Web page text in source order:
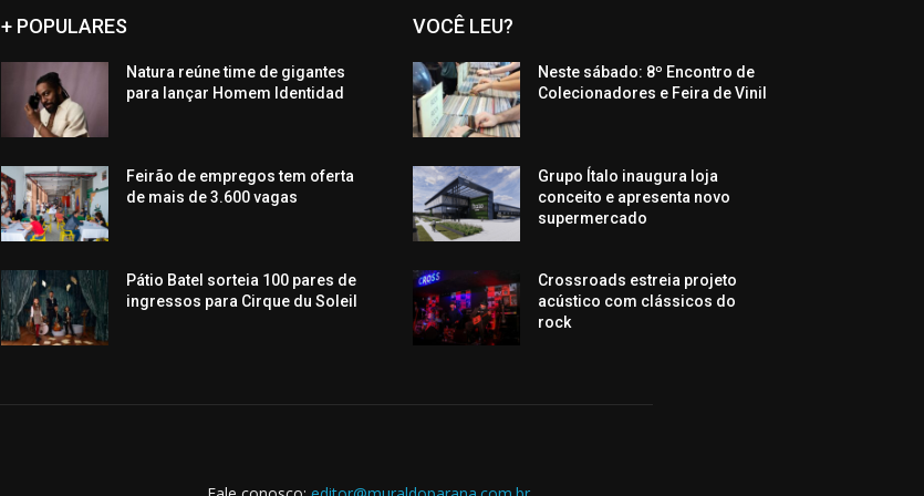
+ POPULARES
Natura reúne time de gigantes
para lançar Homem Identidad
Feirão de empregos tem oferta
de mais de 3.600 vagas
Pátio Batel sorteia 100 pares de
ingressos para Cirque du Soleil
VOCÊ LEU?
Neste sábado: 8º Encontro de
Colecionadores e Feira de Vinil
Grupo Ítalo inaugura loja
conceito e apresenta novo
supermercado
Crossroads estreia projeto
acústico com clássicos do
rock